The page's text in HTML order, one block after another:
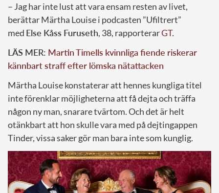
– Jag har inte lust att vara ensam resten av livet,
berättar Märtha Louise i podcasten ”Ufiltrert”
med Else Kåss Furuseth, 38, rapporterarGT.
LÄS MER: Martin Timells kvinnliga fiende riskerar
kännbart straff efter lömska nätattacken
Märtha Louise konstaterar att hennes kungliga titel
inte förenklar möjligheterna att få dejta och träffa
någon ny man, snarare tvärtom. Och det är helt
otänkbart att hon skulle vara med på dejtingappen
Tinder, vissa saker gör man bara inte som kunglig.